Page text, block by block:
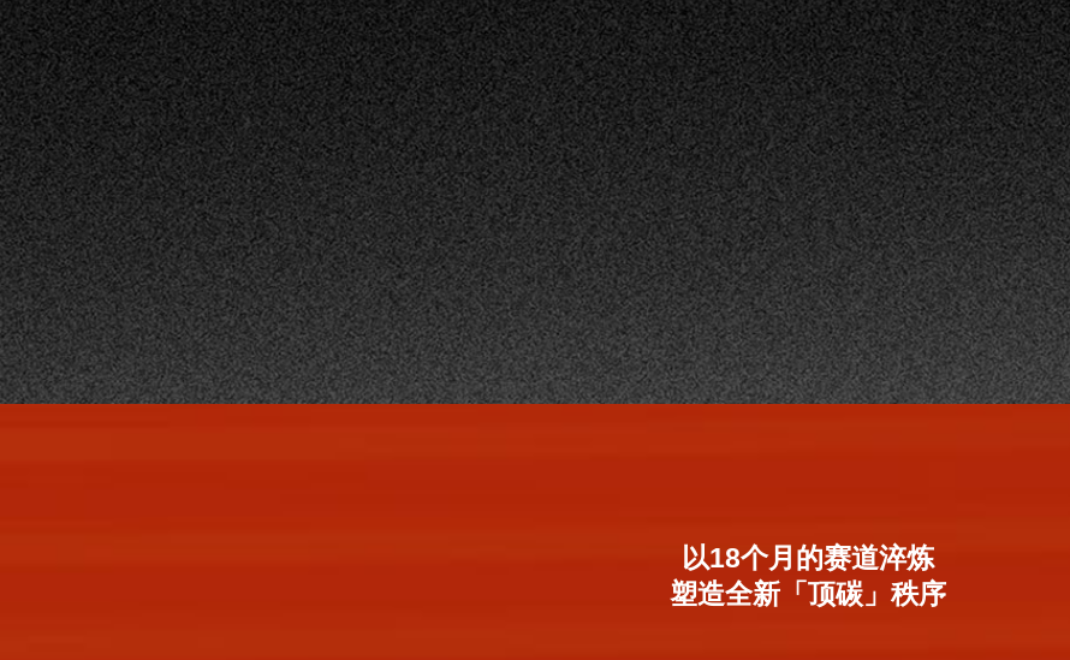
以18个月的赛道淬炼
塑造全新「顶碳」秩序